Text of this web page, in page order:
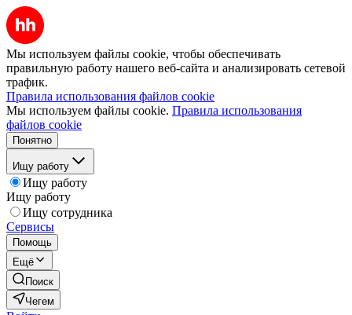
Мы используем файлы cookie, чтобы обеспечивать
правильную работу нашего веб-сайта и анализировать сетевой
трафик.
Правила использования файлов cookie
Мы используем файлы cookie. Правила использования
файлов cookie
Понятно
Ищу работу
Ищу работу
Ищу работу
Ищу сотрудника
Сервисы
Помощь
Ещё
Поиск
Чегем